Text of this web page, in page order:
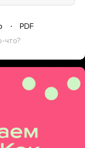
PDF
что?